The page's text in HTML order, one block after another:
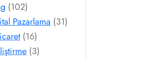
(102)
Pazarlama (31)
(16)
(3)